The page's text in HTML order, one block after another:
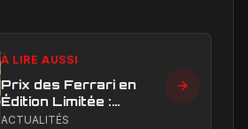
À LIRE AUSSI
Prix des Ferrari en
Édition Limitée :
Combien Coûtent les
ACTUALITÉS